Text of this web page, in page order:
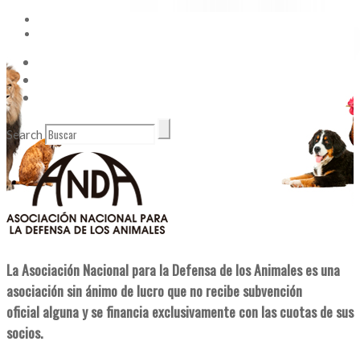
Search
La Asociación Nacional para la Defensa de los Animales es una
asociación sin ánimo de lucro que no recibe subvención
oficial alguna y se financia exclusivamente con las cuotas de sus
socios.